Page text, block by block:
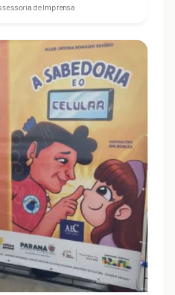
de Imprensa